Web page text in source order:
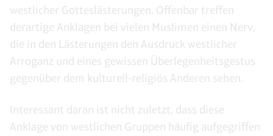
westlicher Gotteslästerungen. Offenbar treffen
derartige Anklagen bei vielen Muslimen einen Nerv,
die in den Lästerungen den Ausdruck westlicher
Arroganz und eines gewissen Überlegenheitsgestus
gegenüber dem kulturell-religiös Anderen sehen.
Interessant daran ist nicht zuletzt, dass diese
Anklage von westlichen Gruppen häufig aufgegriffen